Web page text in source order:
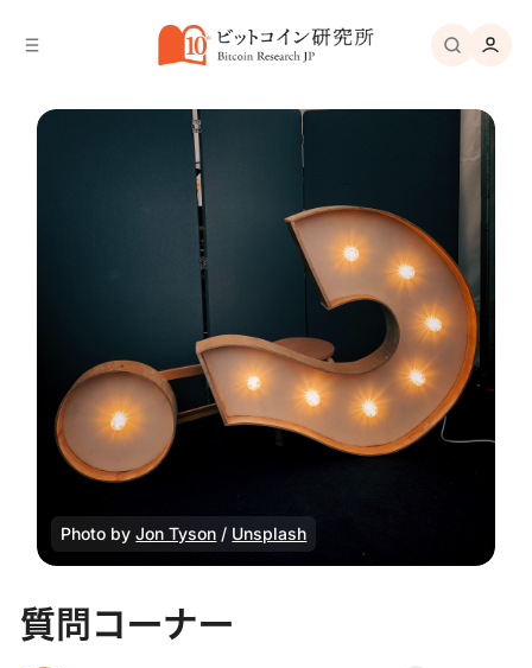
Photo by Jon Tyson / Unsplash
質問コーナー